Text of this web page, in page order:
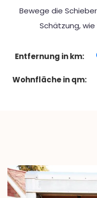
Bewege die
Schätzung,
Entfernung in km:
Wohnfläche in qm: